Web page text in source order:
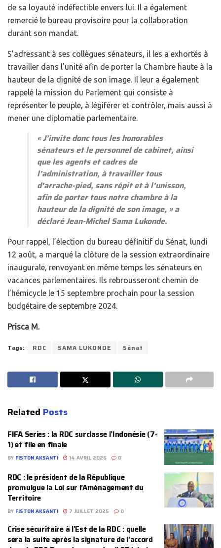
de sa loyauté indéfectible envers lui. Il a également
remercié le bureau provisoire pour la collaboration
durant son mandat.
S’adressant à ses collègues sénateurs, il les a exhortés à
travailler dans l’unité afin de porter la Chambre haute à la
hauteur de la dignité de son image. Il leur a également
rappelé la mission du Parlement qui consiste à
représenter le peuple, à légiférer et contrôler, mais aussi à
mener une diplomatie parlementaire.
« J’invite donc tous les honorables
sénateurs et le personnel de cabinet, ainsi
que les agents et cadres de
l’administration, à travailler tous
d’arrache-pied, sans répit et à l’unisson,
afin de porter tous notre chambre à la
hauteur de la dignité de son image, » a
déclaré Jean-Michel Sama Lukonde.
Pour rappel, l’élection du bureau définitif du Sénat, lundi
12 août, a marqué la clôture de la session extraordinaire
inaugurale, renvoyant en même temps les sénateurs en
vacances parlementaires. Ils rebrousseront chemin de
l’hémicycle le 15 septembre prochain pour la session
budgétaire de septembre 2024.
Prisca M.
Tags: RDC SAMA LUKONDE Sénat
Related Posts
FIFA Series : la RDC surclasse l’Indonésie (7-
1) et file en finale
BY FISTON AKSANTI 14 AVRIL 2026 0
RDC : le président de la République
promulgue la Loi sur l’Aménagement du
Territoire
BY FISTON AKSANTI 7 JUILLET 2025 0
Crise sécuritaire à l’Est de la RDC : quelle
sera la suite après la signature de l’accord